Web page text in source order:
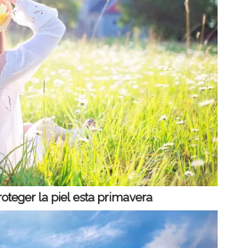
la piel esta primavera